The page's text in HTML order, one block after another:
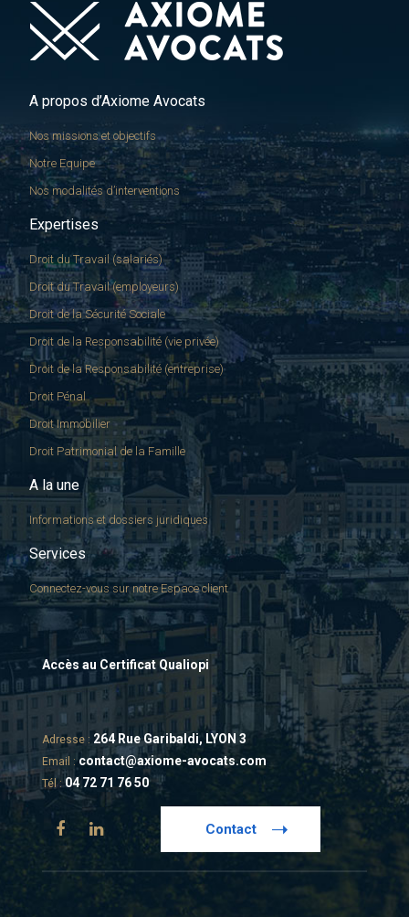
A propos d’Axiome Avocats
Nos missions et objectifs
Notre Equipe
Nos modalités d’interventions
Expertises
Droit du Travail (salariés)
Droit du Travail (employeurs)
Droit de la Sécurité Sociale
Droit de la Responsabilité (vie privée)
Droit de la Responsabilité (entreprise)
Droit Pénal
Droit Immobilier
Droit Patrimonial de la Famille
A la une
Informations et dossiers juridiques
Services
Connectez-vous sur notre Espace client
Accès au Certificat Qualiopi
Adresse : 264 Rue Garibaldi, LYON 3
Email :contact@axiome-avocats.com
Tél :04 72 71 76 50
Contact